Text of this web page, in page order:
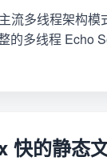
多线程架构模
的多线程 Echo
的静态